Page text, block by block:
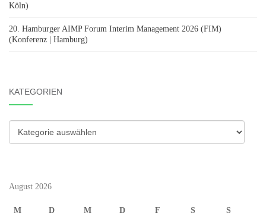
Köln)
20. Hamburger AIMP Forum Interim Management 2026 (FIM)
(Konferenz | Hamburg)
KATEGORIEN
Kategorien
August 2026
M D M D F S S